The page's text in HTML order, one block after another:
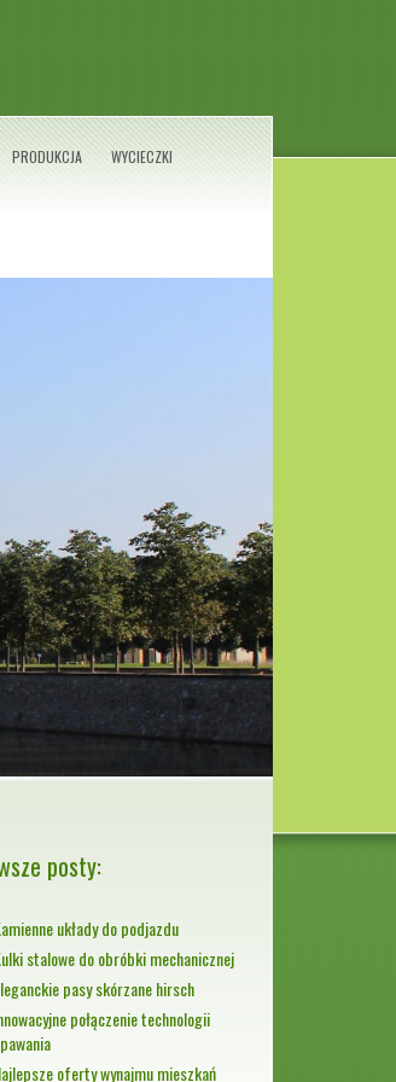
PRODUKCJA WYCIECZKI
posty:
układy do podjazdu
stalowe do obróbki mechanicznej
pasy skórzane hirsch
połączenie technologii
oferty wynajmu mieszkań